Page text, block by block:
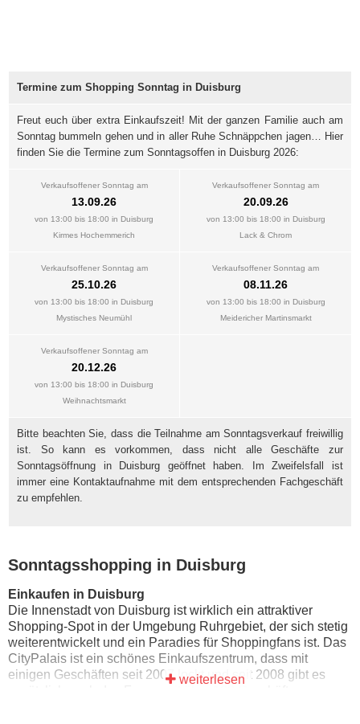
Termine zum Shopping Sonntag in Duisburg
Freut euch über extra Einkaufszeit! Mit der ganzen Familie auch am
Sonntag bummeln gehen und in aller Ruhe Schnäppchen jagen… Hier
finden Sie die Termine zum Sonntagsoffen in Duisburg 2026:
Verkaufsoffener Sonntag am
13.09.26
von 13:00 bis 18:00 in Duisburg
Kirmes Hochemmerich
Verkaufsoffener Sonntag am
20.09.26
von 13:00 bis 18:00 in Duisburg
Lack & Chrom
Verkaufsoffener Sonntag am
25.10.26
von 13:00 bis 18:00 in Duisburg
Mystisches Neumühl
Verkaufsoffener Sonntag am
08.11.26
von 13:00 bis 18:00 in Duisburg
Meidericher Martinsmarkt
Verkaufsoffener Sonntag am
20.12.26
von 13:00 bis 18:00 in Duisburg
Weihnachtsmarkt
Bitte beachten Sie, dass die Teilnahme am Sonntagsverkauf freiwillig
ist. So kann es vorkommen, dass nicht alle Geschäfte zur
Sonntagsöffnung in Duisburg geöffnet haben. Im Zweifelsfall ist
immer eine Kontaktaufnahme mit dem entsprechenden Fachgeschäft
zu empfehlen.
Sonntagsshopping in Duisburg
Einkaufen in Duisburg
Die Innenstadt von Duisburg ist wirklich ein attraktiver
Shopping-Spot in der Umgebung Ruhrgebiet, der sich stetig
weiterentwickelt und ein Paradies für Shoppingfans ist. Das
CityPalais ist ein schönes Einkaufszentrum, dass mit
einigen Geschäften seit 2007 lockt und seit 2008 gibt es
weiterlesen